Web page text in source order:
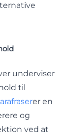
underviser
til
er en
og
ved at